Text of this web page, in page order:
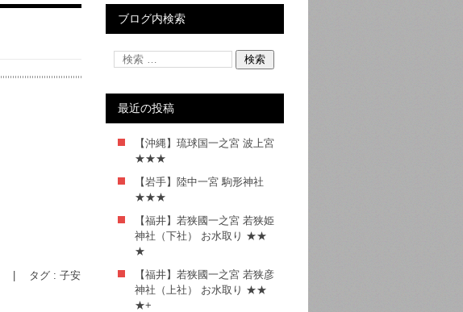
タグ : 子安
ブログ内検索
最近の投稿
【沖縄】琉球国一之宮 波上宮
★★★
【岩手】陸中一宮 駒形神社
★★★
【福井】若狭國一之宮 若狭姫
神社（下社） お水取り ★★
★
【福井】若狭國一之宮 若狭彦
神社（上社） お水取り ★★
★+